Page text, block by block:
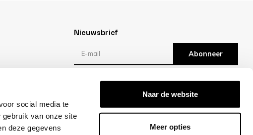
social media te
van onze site
deze gegevens
Naar de website
Meer opties
Nieuwsbrief
Abonneer
Reviews
/10 -klantbeoordelingen